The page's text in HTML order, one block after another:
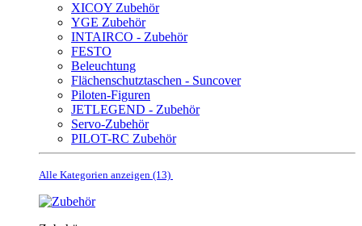
XICOY Zubehör
YGE Zubehör
INTAIRCO - Zubehör
FESTO
Beleuchtung
Flächenschutztaschen - Suncover
Piloten-Figuren
JETLEGEND - Zubehör
Servo-Zubehör
PILOT-RC Zubehör
Alle Kategorien anzeigen (13)